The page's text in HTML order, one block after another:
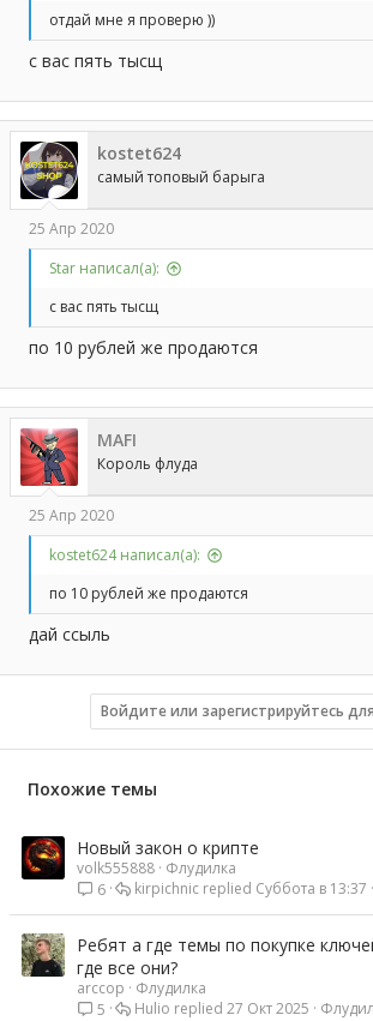
отдай мне я проверю ))
с вас пять тысщ
kostet624
самый топовый барыга
25 Апр 2020
Star написал(а):
с вас пять тысщ
по 10 рублей же продаются
MAFI
Король флуда
25 Апр 2020
kostet624 написал(а):
по 10 рублей же продаются
дай ссыль
Войдите или зарегистрируйтесь
Похожие темы
Новый закон о крипте
volk555888 Флудилка
6
Суббота в 13:37
kirpichnic
Ребят а где темы по покупке
где все они?
arccop
Флудилка
5
27 Окт 2025
Hulio